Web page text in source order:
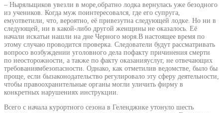
– Ныряльщиков увезли в море,обратно лодка вернулась уже безодного
из учеников. Когда муж поинтересовался, где его супруга,
емуответили, что, вероятно, её привезутна следующей лодке. Но ни в
следующей, ни в какой-либо другой женщины не оказалось. Её
начали искатьи нашли на дне Черного моря.В настоящее время по
этому случаю проводится проверка. Следователи будут рассматривать
вопросо возбуждении уголовного дела пофакту причинения смерти
по неосторожности, а также по факту оказанияуслуг, не отвечающих
требованиямбезопасности. Однако, как отметилив ведомстве, было бы
проще, если бызаконодательство регулировало эту сферу деятельности,
чтобы правоохранительные органы могли уличить фирму в
конкретных нарушениях инструкции.
Всего с начала курортного сезона в Геленджике утонуло шесть